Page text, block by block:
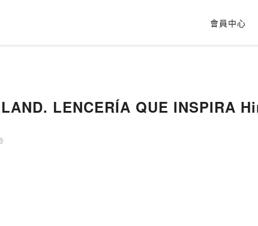
會員中心
LENCERÍA QUE INSPIRA